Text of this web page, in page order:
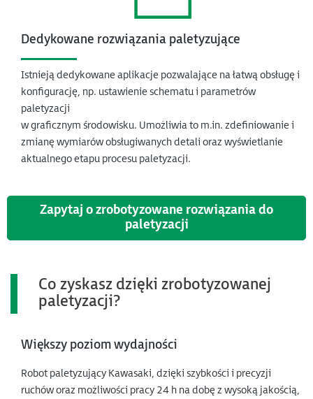
Dedykowane rozwiązania paletyzujące
Istnieją dedykowane aplikacje pozwalające na łatwą obsługę i
konfigurację, np. ustawienie schematu i parametrów
paletyzacji
w graficznym środowisku. Umożliwia to m.in. zdefiniowanie i
zmianę wymiarów obsługiwanych detali oraz wyświetlanie
aktualnego etapu procesu paletyzacji.
Zapytaj o zrobotyzowane rozwiązania do
paletyzacji
Co zyskasz dzięki zrobotyzowanej
paletyzacji?
Większy poziom wydajności
Robot paletyzujący Kawasaki, dzięki szybkości i precyzji
ruchów oraz możliwości pracy 24 h na dobę z wysoką jakością,